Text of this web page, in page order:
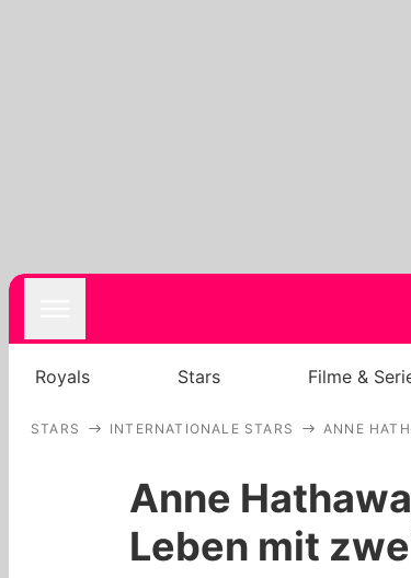
Royals Stars Filme &
STARS INTERNATIONALE STARS ANNE
Anne
Leben mit